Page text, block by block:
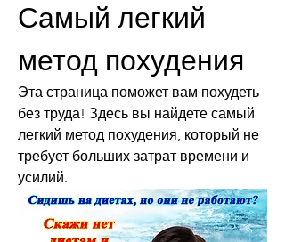
Самый легкий
метод похудения
Эта страница поможет вам похудеть
без труда! Здесь вы найдете самый
легкий метод похудения, который не
требует больших затрат времени и
усилий.